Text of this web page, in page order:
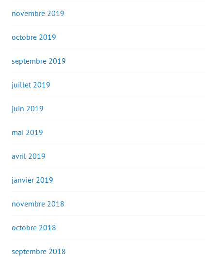
novembre 2019
octobre 2019
septembre 2019
juillet 2019
juin 2019
mai 2019
avril 2019
janvier 2019
novembre 2018
octobre 2018
septembre 2018